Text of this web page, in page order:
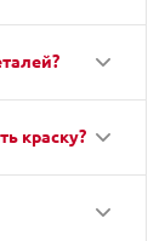
краску?